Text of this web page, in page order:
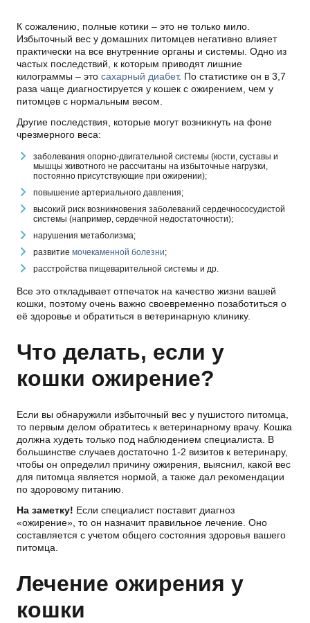
К сожалению, полные котики – это не только мило.
Избыточный вес у домашних питомцев негативно влияет
практически на все внутренние органы и системы. Одно из
частых последствий, к которым приводят лишние
килограммы – это сахарный диабет. По статистике он в 3,7
раза чаще диагностируется у кошек с ожирением, чем у
питомцев с нормальным весом.
Другие последствия, которые могут возникнуть на фоне
чрезмерного веса:
заболевания опорно-двигательной системы (кости, суставы и
мышцы животного не рассчитаны на избыточные нагрузки,
постоянно присутствующие при ожирении);
повышение артериального давления;
высокий риск возникновения заболеваний сердечнососудистой
системы (например, сердечной недостаточности);
нарушения метаболизма;
развитие мочекаменной болезни;
расстройства пищеварительной системы и др.
Все это откладывает отпечаток на качество жизни вашей
кошки, поэтому очень важно своевременно позаботиться о
её здоровье и обратиться в ветеринарную клинику.
Что делать, если у
кошки ожирение?
Если вы обнаружили избыточный вес у пушистого питомца,
то первым делом обратитесь к ветеринарному врачу. Кошка
должна худеть только под наблюдением специалиста. В
большинстве случаев достаточно 1-2 визитов к ветеринару,
чтобы он определил причину ожирения, выяснил, какой вес
для питомца является нормой, а также дал рекомендации
по здоровому питанию.
На заметку! Если специалист поставит диагноз
«ожирение», то он назначит правильное лечение. Оно
составляется с учетом общего состояния здоровья вашего
питомца.
Лечение ожирения у
кошки